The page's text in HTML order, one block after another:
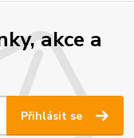
akce a
Přihlásit se